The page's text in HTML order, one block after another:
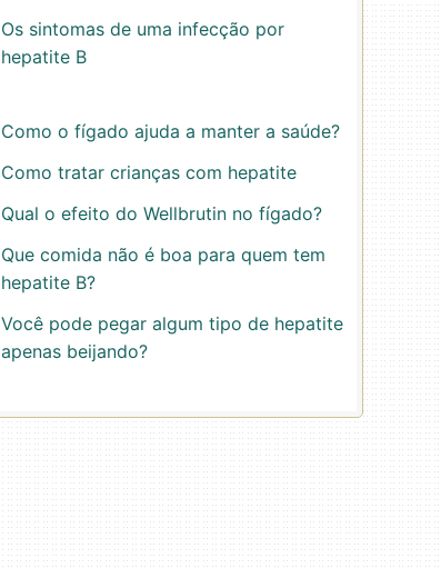
Os sintomas de uma infecção por
hepatite B
Como o fígado ajuda a manter a saúde?
Como tratar crianças com hepatite
Qual o efeito do Wellbrutin no fígado?
Que comida não é boa para quem tem
hepatite B?
Você pode pegar algum tipo de hepatite
apenas beijando?